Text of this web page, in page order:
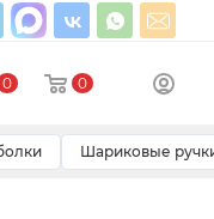
0 0
Шариковые